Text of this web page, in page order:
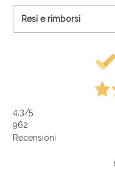
Resi e rimborsi
4,3/5
962
Recensioni